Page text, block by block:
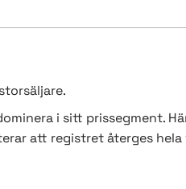
i sitt prissegment.
att registret återges